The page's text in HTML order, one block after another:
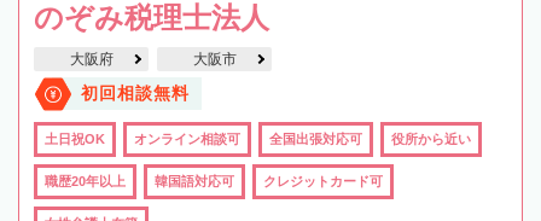
のぞみ税理士法人
大阪府 大阪市
初回相談無料
土日祝OK オンライン相談可 全国出張対応可 役所から近い
職歴20年以上 韓国語対応可 クレジットカード可